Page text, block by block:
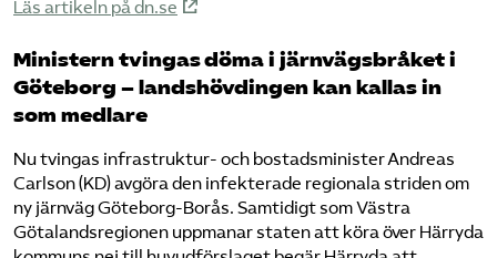
Läs artikeln på dn.se
Ministern tvingas döma i järnvägsbråket i
Göteborg – landshövdingen kan kallas in
som medlare
Nu tvingas infrastruktur- och bostadsminister Andreas
Carlson (KD) avgöra den infekterade regionala striden om
ny järnväg Göteborg-Borås. Samtidigt som Västra
Götalandsregionen uppmanar staten att köra över Härryda